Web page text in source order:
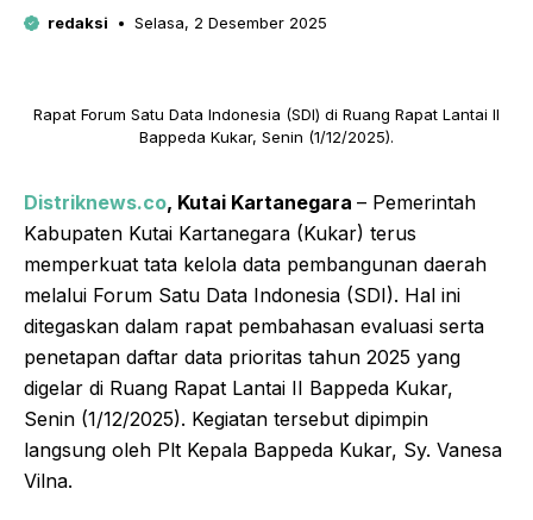
redaksi Selasa, 2 Desember 2025
Rapat Forum Satu Data Indonesia (SDI) di Ruang Rapat Lantai II
Bappeda Kukar, Senin (1/12/2025).
Distriknews.co, Kutai Kartanegara – Pemerintah
Kabupaten Kutai Kartanegara (Kukar) terus
memperkuat tata kelola data pembangunan daerah
melalui Forum Satu Data Indonesia (SDI). Hal ini
ditegaskan dalam rapat pembahasan evaluasi serta
penetapan daftar data prioritas tahun 2025 yang
digelar di Ruang Rapat Lantai II Bappeda Kukar,
Senin (1/12/2025). Kegiatan tersebut dipimpin
langsung oleh Plt Kepala Bappeda Kukar, Sy. Vanesa
Vilna.